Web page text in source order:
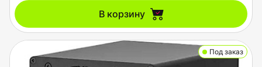
В корзину
Под заказ